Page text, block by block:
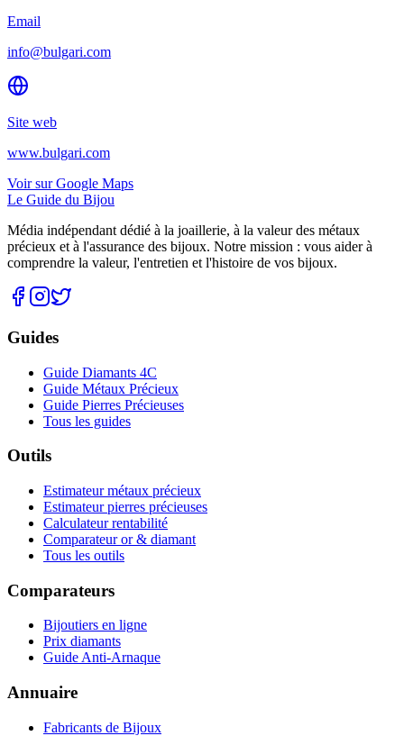
Email
info@bulgari.com
Site web
www.bulgari.com
Voir sur Google Maps
Le Guide du Bijou
Média indépendant dédié à la joaillerie, à la valeur des métaux
précieux et à l'assurance des bijoux. Notre mission : vous aider à
comprendre la valeur, l'entretien et l'histoire de vos bijoux.
Guides
Guide Diamants 4C
Guide Métaux Précieux
Guide Pierres Précieuses
Tous les guides
Outils
Estimateur métaux précieux
Estimateur pierres précieuses
Calculateur rentabilité
Comparateur or & diamant
Tous les outils
Comparateurs
Bijoutiers en ligne
Prix diamants
Guide Anti-Arnaque
Annuaire
Fabricants de Bijoux